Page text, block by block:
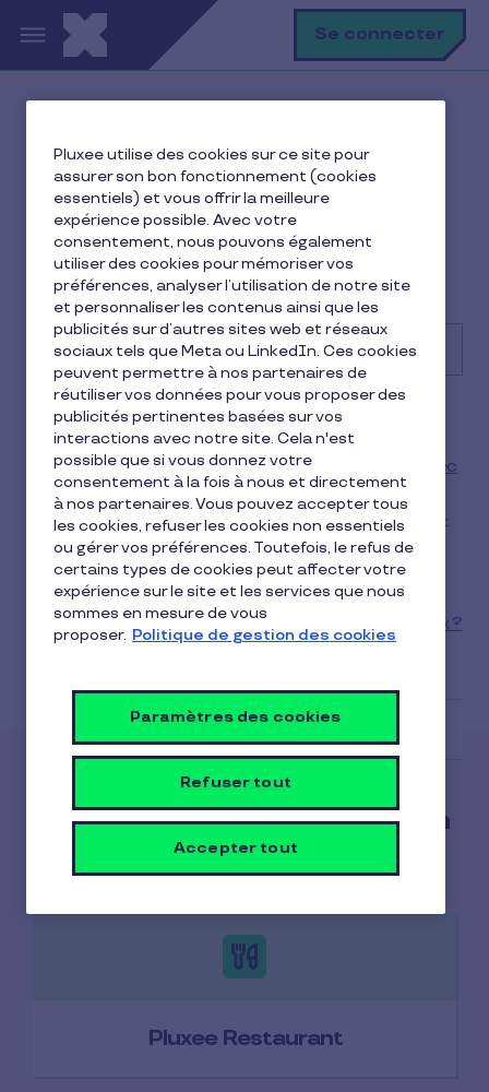
Aller au contenu principal Se connecter
Comment pouvons nous
vous aider?
Nous sommes là pour vous aider ! Saisissez votre
question dans le champ ou faites défiler la page pour
choisir le sujet qui vous intéresse
Recherche
Articles populairesComment créer mon compte ?
Comment activer ma Carte Pluxee Restaurant ?
Puis-je utiliser Apple Pay ou Google Pay pour payer avec
ma Carte Pluxee Restaurant ?
Où mes collaborateurs peuvent-ils utiliser leurs titres-
restaurant ?
Comment accepter les titres-restaurant si je suis
franchisé ou commerçant indépendant ?
Comment s'affilier au réseau Chèques Pluxee Cadeaux ?
Consommateur Client
Des questions sur une solution
Pluxee ?
Pluxee Restaurant
Pluxee utilise des cookies sur ce site pour
assurer son bon fonctionnement (cookies
essentiels) et vous offrir la meilleure
expérience possible. Avec votre
consentement, nous pouvons également
utiliser des cookies pour mémoriser vos
préférences, analyser l’utilisation de notre site
et personnaliser les contenus ainsi que les
publicités sur d’autres sites web et réseaux
sociaux tels que Meta ou LinkedIn. Ces cookies
peuvent permettre à nos partenaires de
réutiliser vos données pour vous proposer des
publicités pertinentes basées sur vos
interactions avec notre site. Cela n'est
possible que si vous donnez votre
consentement à la fois à nous et directement
à nos partenaires. Vous pouvez accepter tous
les cookies, refuser les cookies non essentiels
ou gérer vos préférences. Toutefois, le refus de
certains types de cookies peut affecter votre
expérience sur le site et les services que nous
sommes en mesure de vous
proposer. Politique de gestion des cookies
Paramètres des cookies
Refuser tout
Accepter tout